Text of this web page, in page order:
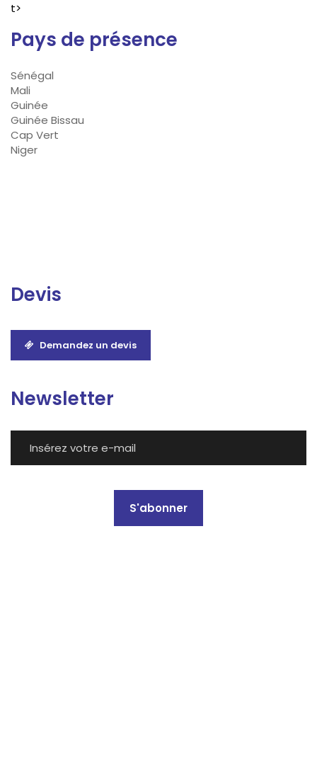
t>
Pays de présence
Sénégal
Mali
Guinée
Guinée Bissau
Cap Vert
Niger
Devis
Demandez un devis
Newsletter
S'abonner